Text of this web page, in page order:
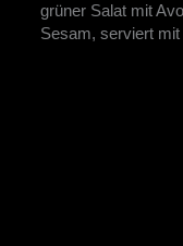
grüner Salat mit
Sesam, serviert